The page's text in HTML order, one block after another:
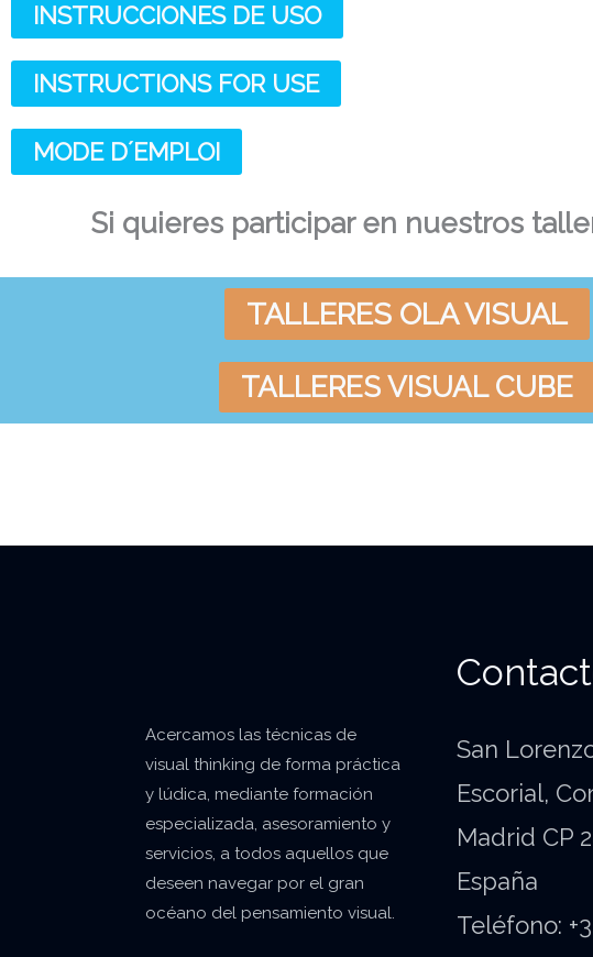
INSTRUCCIONES DE USO
INSTRUCTIONS FOR USE
MODE D´EMPLOI
Si quieres participar en nuestros
TALLERES OLA VISUAL
TALLERES VISUAL CUBE
Acercamos las técnicas de
visual thinking de forma práctica
y lúdica, mediante formación
especializada, asesoramiento y
servicios, a todos aquellos que
deseen navegar por el gran
océano del pensamiento visual.
San
Escorial,
Madrid CP
España
Teléfono: